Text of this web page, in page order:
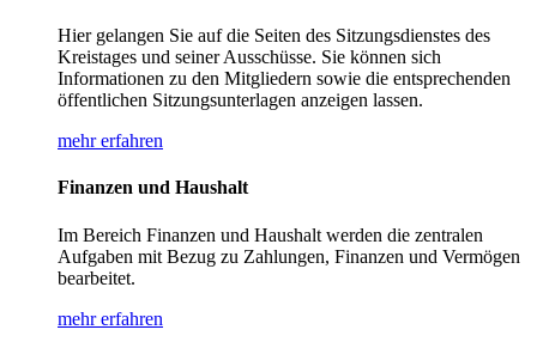
Hier gelangen Sie auf die Seiten des Sitzungsdienstes des
Kreistages und seiner Ausschüsse. Sie können sich
Informationen zu den Mitgliedern sowie die entsprechenden
öffentlichen Sitzungsunterlagen anzeigen lassen.
mehr erfahren
Finanzen und Haushalt
Im Bereich Finanzen und Haushalt werden die zentralen
Aufgaben mit Bezug zu Zahlungen, Finanzen und Vermögen
bearbeitet.
mehr erfahren